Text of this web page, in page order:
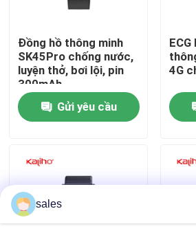
Tham quan nhà máy
Kiểm soát chất lượng
Liên hệ chúng tôi
Đồng hồ thông minh thể thao
Đồng hồ thông minh GPS
Đồng hồ thông minh
SK45Pro chống nước,
luyện thở, bơi lội, pin
300mAh
Gửi yêu cầu
4G
sales